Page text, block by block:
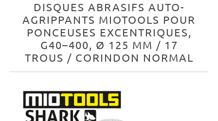
DISQUES ABRASIFS AUTO-
AGRIPPANTS MIOTOOLS POUR
PONCEUSES EXCENTRIQUES,
G40–400, Ø 125 MM / 17
TROUS / CORINDON NORMAL
Ignorer la galerie d'images